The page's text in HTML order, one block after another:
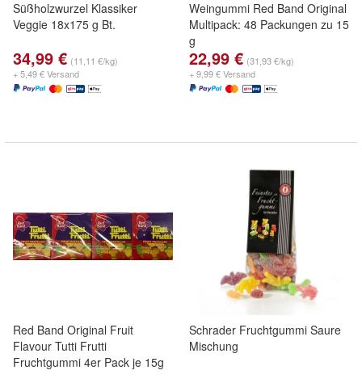
Süßholzwurzel Klassiker
Veggie 18x175 g Bt.
34,99 € (11,11 €/kg)
+ 5,49 € Versand
Weingummi Red Band Original
Multipack: 48 Packungen zu 15
g
22,99 € (31,93 €/kg)
+ 9,99 € Versand
Red Band Original Fruit
Flavour Tutti Frutti
Fruchtgummi 4er Pack je 15g
Schrader Fruchtgummi Saure
Mischung